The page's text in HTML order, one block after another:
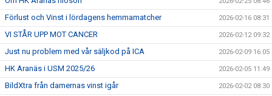
Förlust och Vinst i lördagens hemmamatcher 2026-02-16 08:31
VI STÅR UPP MOT CANCER 2026-02-12 09:32
Just nu problem med vår säljkod på ICA 2026-02-09 16:05
HK Aranäs i USM 2025/26 2026-02-05 11:49
BildXtra från damernas vinst igår 2026-02-02 08:30